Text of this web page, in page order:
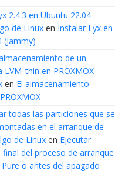
2.4.3 en Ubuntu 22.04
de Linux en Instalar Lyx en
(Jammy)
de un
en PROXMOX –
en El almacenamiento
todas las particiones que se
en el arranque de
de Linux en Ejecutar
del proceso de arranque
o antes del apagado